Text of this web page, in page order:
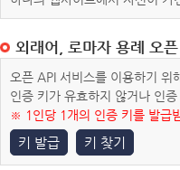
외래어, 로마자 용례 오
오픈 API 서비스를 이용하기
인증 키가 유효하지 않거나 인
※ 1인당 1개의 인증 키를 발급
키 발급 키 찾기